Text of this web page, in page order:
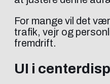
For mange vil det
trafik, vejr og
fremdrift.
UI i